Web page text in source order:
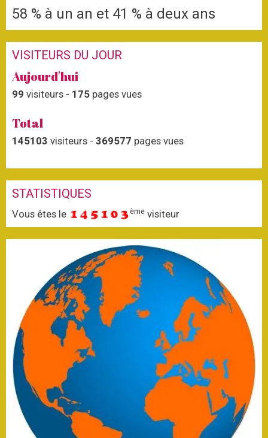
58 % à un an et 41 % à deux ans
VISITEURS DU JOUR
Aujourd'hui
99 visiteurs - 175 pages vues
Total
145103 visiteurs - 369577 pages vues
STATISTIQUES
Vous êtes le ème visiteur